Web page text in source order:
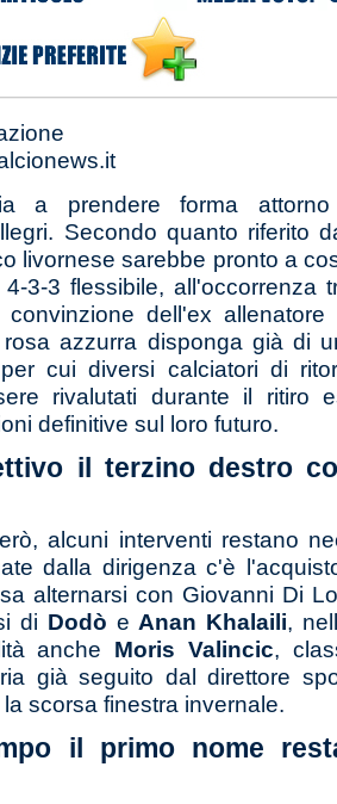
a prendere forma
Secondo quanto riferito
livornese sarebbe pronto a
3-3 flessibile, all'occorrenza
dell'ex
azzurra disponga già di
cui diversi calciatori di
rivalutati durante il ritiro
definitive sul loro futuro.
il terzino destro
alcuni interventi restano
dalla dirigenza c'è
alternarsi con Giovanni Di
di Dodò e Anan Khalaili,
anche Moris Valincic,
già seguito dal direttore
scorsa finestra invernale.
il primo nome